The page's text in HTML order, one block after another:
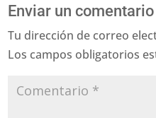
Enviar un comentario
Tu dirección de correo
Los campos obligatorios